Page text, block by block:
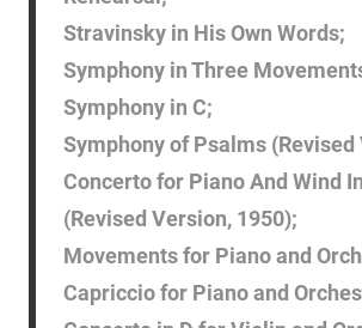
Stravinsky in His Own Words;
Symphony in Three
Symphony in C;
Symphony of Psalms (Revised
Concerto for Piano And Wind
(Revised Version, 1950);
Movements for Piano and
Capriccio for Piano and